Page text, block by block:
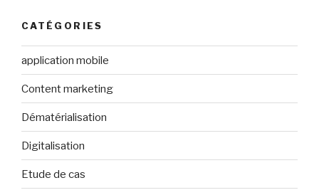
CATÉGORIES
application mobile
Content marketing
Dématérialisation
Digitalisation
Etude de cas